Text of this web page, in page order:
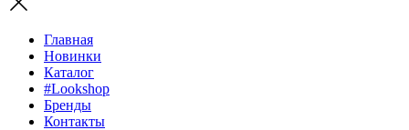
Главная
Новинки
Каталог
#Lookshop
Бренды
Контакты